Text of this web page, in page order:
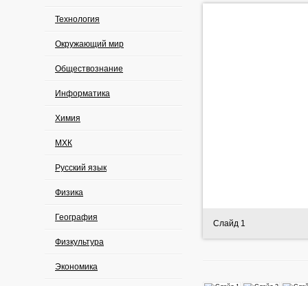
Технология
Окружающий мир
Обществознание
Информатика
Химия
МХК
Русский язык
Физика
География
Физкультура
Экономика
Слайд 1